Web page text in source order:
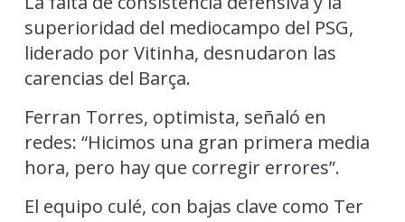
superioridad del mediocampo del PSG,
liderado por Vitinha, desnudaron las
carencias del Barça.
Ferran Torres, optimista, señaló en
redes: “Hicimos una gran primera media
hora, pero hay que corregir errores”.
El equipo culé, con bajas clave como Ter